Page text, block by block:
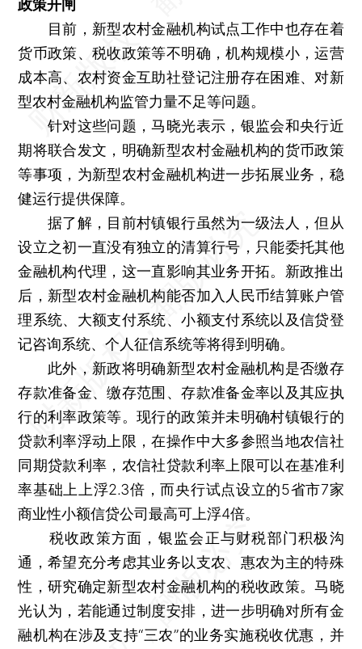
政策开闸
目前，新型农村金融机构试点工作中也存在着
货币政策、税收政策等不明确，机构规模小，运营
成本高、农村资金互助社登记注册存在困难、对新
型农村金融机构监管力量不足等问题。
针对这些问题，马晓光表示，银监会和央行近
期将联合发文，明确新型农村金融机构的货币政策
等事项，为新型农村金融机构进一步拓展业务，稳
健运行提供保障。
据了解，目前村镇银行虽然为一级法人，但从
设立之初一直没有独立的清算行号，只能委托其他
金融机构代理，这一直影响其业务开拓。新政推出
后，新型农村金融机构能否加入人民币结算账户管
理系统、大额支付系统、小额支付系统以及信贷登
记咨询系统、个人征信系统等将得到明确。
此外，新政将明确新型农村金融机构是否缴存
存款准备金、缴存范围、存款准备金率以及其应执
行的利率政策等。现行的政策并未明确村镇银行的
贷款利率浮动上限，在操作中大多参照当地农信社
同期贷款利率，农信社贷款利率上限可以在基准利
率基础上上浮2.3倍，而央行试点设立的5省市7家
商业性小额信贷公司最高可上浮4倍。
税收政策方面，银监会正与财税部门积极沟
通，希望充分考虑其业务以支农、惠农为主的特殊
性，研究确定新型农村金融机构的税收政策。马晓
光认为，若能通过制度安排，进一步明确对所有金
融机构在涉及支持“三农”的业务实施税收优惠，并